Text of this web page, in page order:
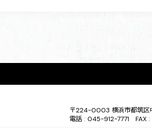
〒224-0003 横浜市都筑区
電話 : 045-912-7771 FAX